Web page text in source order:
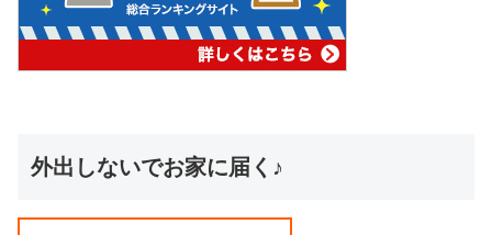
外出しないでお家に届く♪